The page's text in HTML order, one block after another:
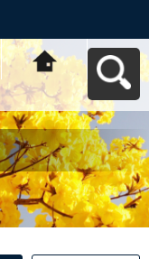
春日部市市民活動セ
ンター ぽぽら春日部
へ戻る